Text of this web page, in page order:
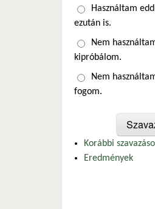
Választások
Használtam
ezután is.
Nem
kipróbálom.
Nem
fogom.
Korábbi
Eredmények